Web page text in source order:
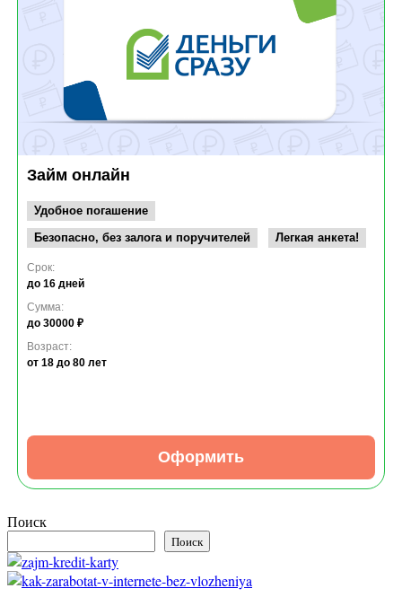
Займ онлайн
Удобное погашение
Безопасно, без залога и поручителей
Легкая анкета!
Срок:
до 16 дней
Сумма:
до 30000 ₽
Возраст:
от 18 до 80 лет
Оформить
Поиск
Поиск